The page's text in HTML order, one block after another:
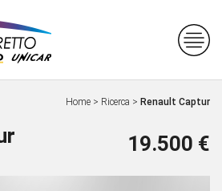
Home > Ricerca > Renault Captur
19.500 €